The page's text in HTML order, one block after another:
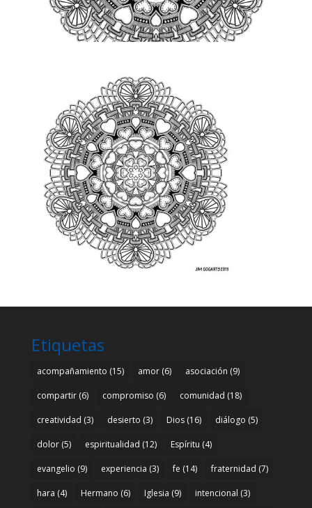
Etiquetas
acompañamiento (15) amor(6) asociación (9)
compartir(6) compromiso (6) comunidad (18)
creatividad (3) desierto (3) Dios(16) diálogo (5)
dolor(5) espiritualidad (12) Espíritu (4)
evangelio (9) experiencia (3) fe (14) fraternidad (7)
hara (4) Hermano (6) Iglesia (9) intencional (3)